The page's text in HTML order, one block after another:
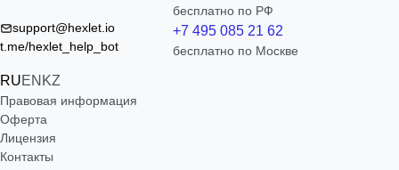
support@hexlet.io
t.me/hexlet_help_bot
RUEN KZ
бесплатно по РФ
+7 495 085 21 62
бесплатно по Москве
Правовая информация
Оферта
Лицензия
Контакты